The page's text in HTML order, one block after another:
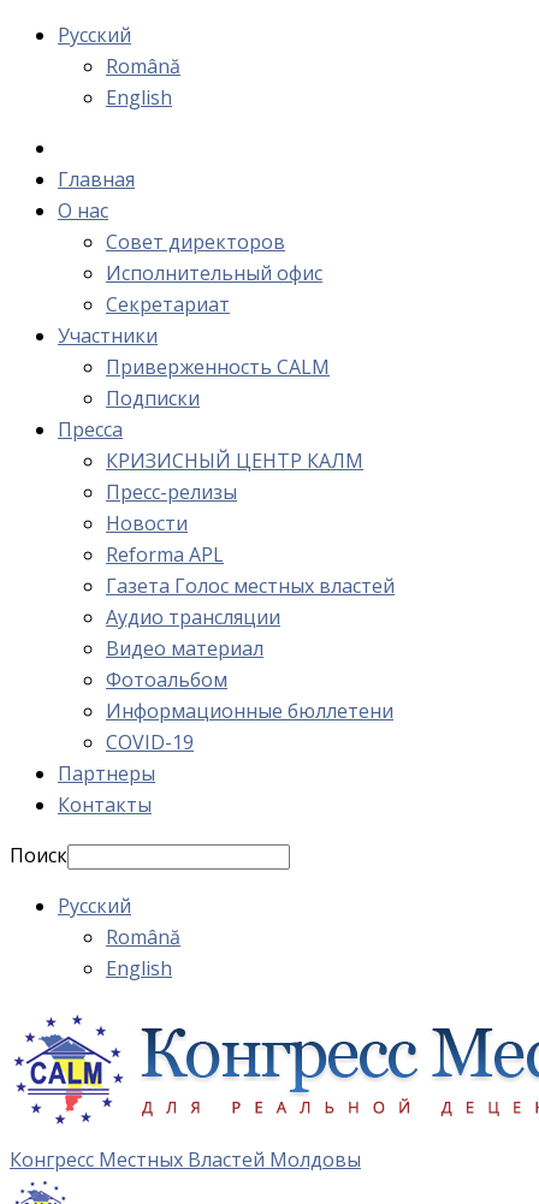
Русский
Română
English
Главная
О нас
Cовет директоров
Исполнительный офис
Cекретариат
Участники
Приверженность CALM
Подписки
Пресса
КРИЗИСНЫЙ ЦЕНТР КАЛМ
Пресс-релизы
Новости
Reforma APL
Газета Голос местных властей
Аудио трансляции
Видео материал
Фотоальбом
Информационные бюллетени
COVID-19
Партнеры
Контакты
Поиск
Русский
Română
English
Конгресс Местных Властей Молдовы